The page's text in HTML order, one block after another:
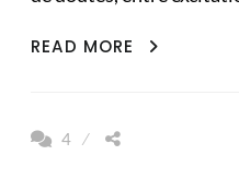
READ MORE
COMMENT
4